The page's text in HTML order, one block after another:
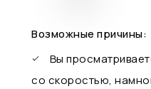
Возможные причины:
Вы
со скоростью,